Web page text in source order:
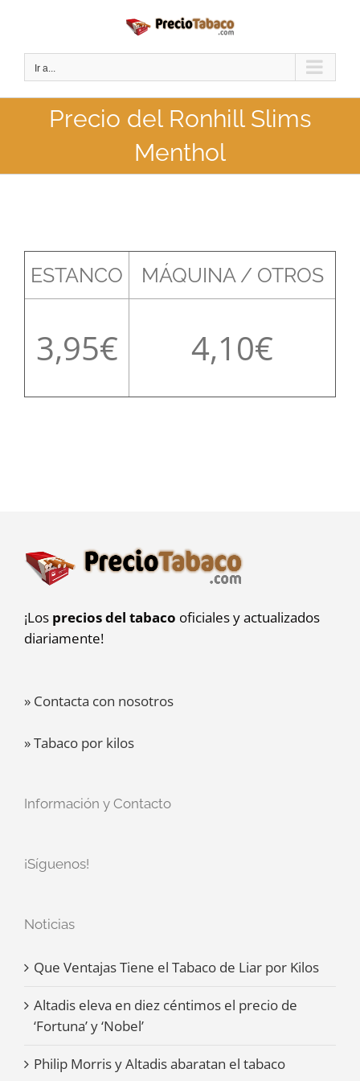
contenido
Ir a...
Precio del Ronhill Slims
Menthol
ESTANCO MÁQUINA / OTROS
3,95 4,10
¡Los precios del tabaco oficiales y actualizados
diariamente!
» Contacta con nosotros
» Tabaco por kilos
Información y Contacto
¡Síguenos!
Noticias
Que Ventajas Tiene el Tabaco de Liar por Kilos
Altadis eleva en diez céntimos el precio de
‘Fortuna’ y ‘Nobel’
Philip Morris y Altadis abaratan el tabaco